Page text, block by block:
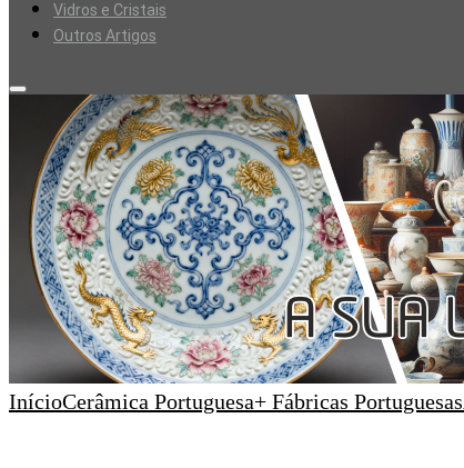
Vidros e Cristais
Outros Artigos
InícioCerâmica Portuguesa+ Fábricas Portuguesas